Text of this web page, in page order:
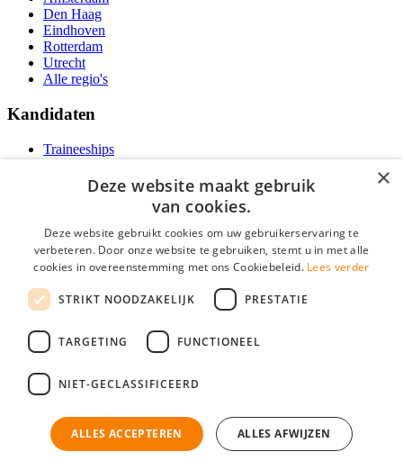
Den Haag
Eindhoven
Rotterdam
Utrecht
Alle regio's
Kandidaten
Traineeships
Over Vacatures Overheid Online
YoungCapital IOS App
YoungCapital Android App
Werkgevers
Hoofdkantoor Hoofddorp
Social
Zoeken
Vacatures Overheid is onderdeel van YoungCapital • © 2026 • KvK nr:
Mogen wij cookies plaatsen? Check hier ons
×
Deze website maakt gebruik
van cookies.
Deze website gebruikt cookies om uw gebruikerservaring te
verbeteren. Door onze website te gebruiken, stemt u in met alle
cookies in overeenstemming met ons Cookiebeleid. Lees verder
STRIKT NOODZAKELIJK PRESTATIE
TARGETING FUNCTIONEEL
NIET-GECLASSIFICEERD
ALLES ACCEPTEREN ALLES AFWIJZEN